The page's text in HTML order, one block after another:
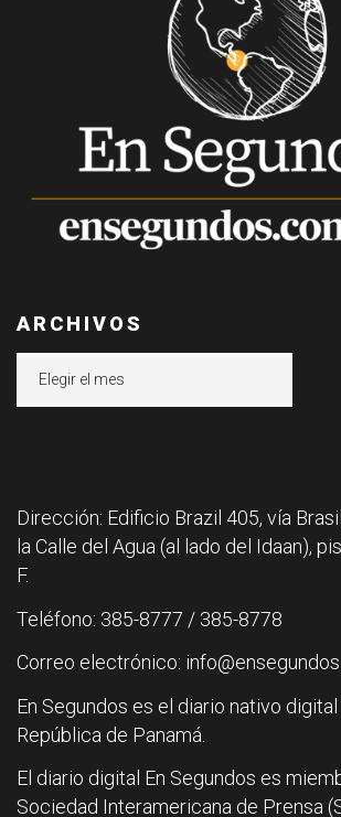
ARCHIVOS
Dirección: Edificio Brazil 405, vía
la Calle del Agua (al lado del Idaan),
F.
Teléfono: 385-8777 / 385-8778
Correo electrónico:
En Segundos es el diario nativo
República de Panamá.
El diario digital En Segundos es
Sociedad Interamericana de Prensa